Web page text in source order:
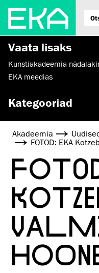
Vaata lisaks
Kunstiakadeemia
EKA meedias
Kategooriad
Akadeemia
FOTOD: EKA